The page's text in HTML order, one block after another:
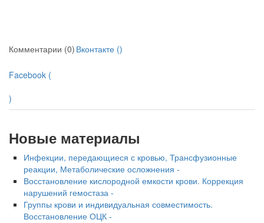
Комментарии (0) Вконтакте ()
Facebook (
)
Новые материалы
Инфекции, передающиеся с кровью, Трансфузионные
реакции, Метаболические осложнения -
Восстановление кислородной емкости крови. Коррекция
нарушений гемостаза -
Группы крови и индивидуальная совместимость.
Восстановление ОЦК -